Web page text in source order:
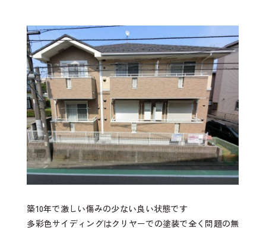
築10年で激しい傷みの少ない良い状態です
多彩色サイディングはクリヤーでの塗装で全く問題の無